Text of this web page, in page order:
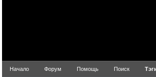
Начало Форум Помощь Поиск